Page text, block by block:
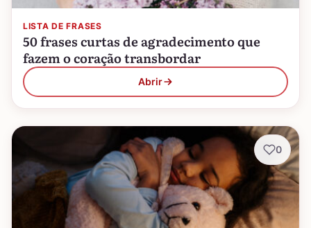
LISTA DE FRASES
50 frases curtas de agradecimento que
fazem o coração transbordar
Abrir
0